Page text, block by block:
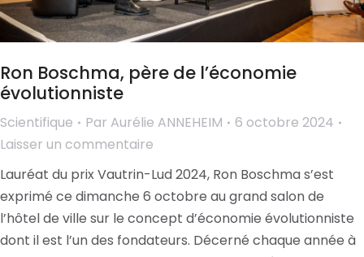
Ron Boschma, père de l’économie
évolutionniste
Scientifique Par Aurélie ANNEHEIM
6 octobre 2024
Laisser un commentaire
Lauréat du prix Vautrin-Lud 2024, Ron Boschma s’est
exprimé ce dimanche 6 octobre au grand salon de
l’hôtel de ville sur le concept d’économie évolutionniste
dont il est l’un des fondateurs. Décerné chaque année à